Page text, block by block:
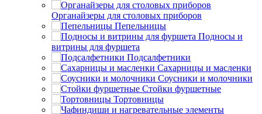
Органайзеры для столовых приборов
Пепельницы
Подносы и
витрины для фуршета
Подсалфетники
Сахарницы и масленки
Соусники и молочники
Стойки фуршетные
Тортовницы